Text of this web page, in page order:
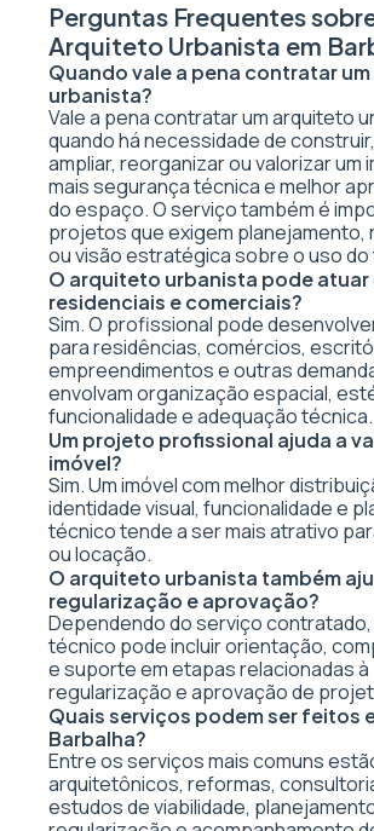
Perguntas Frequentes
Arquiteto Urbanista em
Quando vale a pena contratar
urbanista?
Vale a pena contratar um arquiteto
quando há necessidade de
ampliar, reorganizar ou valorizar um
mais segurança técnica e melhor
do espaço. O serviço também é
projetos que exigem planejamento,
ou visão estratégica sobre o uso
O arquiteto urbanista pode atuar
residenciais e comerciais?
Sim. O profissional pode
para residências, comércios,
empreendimentos e outras
envolvam organização espacial,
funcionalidade e adequação técnica.
Um projeto profissional ajuda a
imóvel?
Sim. Um imóvel com melhor
identidade visual, funcionalidade e
técnico tende a ser mais atrativo
ou locação.
O arquiteto urbanista também
regularização e aprovação?
Dependendo do serviço contratado,
técnico pode incluir orientação,
e suporte em etapas relacionadas à
regularização e aprovação de
Quais serviços podem ser feitos
Barbalha?
Entre os serviços mais comuns
arquitetônicos, reformas,
estudos de viabilidade,